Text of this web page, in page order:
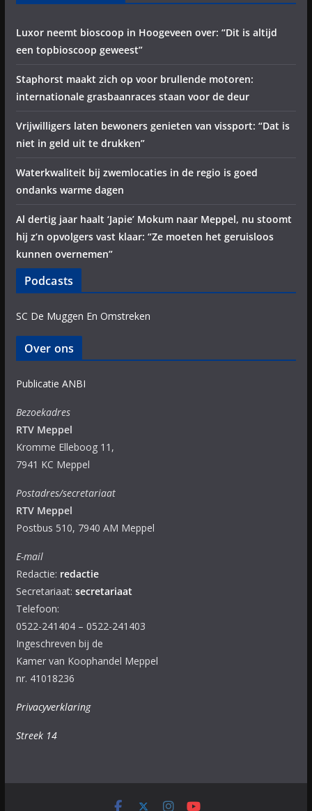
Luxor neemt bioscoop in Hoogeveen over: “Dit is altijd
een topbioscoop geweest”
Staphorst maakt zich op voor brullende motoren:
internationale grasbaanraces staan voor de deur
Vrijwilligers laten bewoners genieten van vissport: “Dat is
niet in geld uit te drukken”
Waterkwaliteit bij zwemlocaties in de regio is goed
ondanks warme dagen
Al dertig jaar haalt ‘Japie’ Mokum naar Meppel, nu stoomt
hij z’n opvolgers vast klaar: “Ze moeten het geruisloos
kunnen overnemen”
Podcasts
SC De Muggen En Omstreken
Over ons
Publicatie ANBI
Bezoekadres
RTV Meppel
Kromme Elleboog 11,
7941 KC Meppel
Postadres/secretariaat
RTV Meppel
Postbus 510, 7940 AM Meppel
E-mail
Redactie: redactie
Secretariaat: secretariaat
Telefoon:
0522-241404 – 0522-241403
Ingeschreven bij de
Kamer van Koophandel Meppel
nr. 41018236
Privacyverklaring
Streek 14